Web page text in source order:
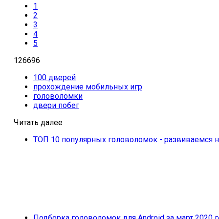
1
2
3
4
5
126696
100 дверей
прохождение мобильных игр
головоломки
двери побег
Читать далее
ТОП 10 популярных головоломок - развиваемся